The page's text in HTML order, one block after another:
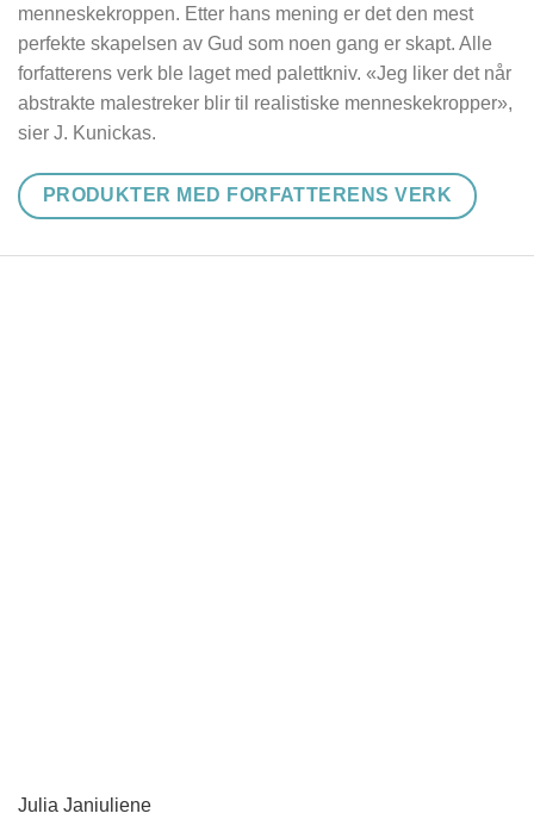
menneskekroppen. Etter hans mening er det den mest
perfekte skapelsen av Gud som noen gang er skapt. Alle
forfatterens verk ble laget med palettkniv. «Jeg liker det når
abstrakte malestreker blir til realistiske menneskekropper»,
sier J. Kunickas.
PRODUKTER MED FORFATTERENS VERK
Julia Janiuliene